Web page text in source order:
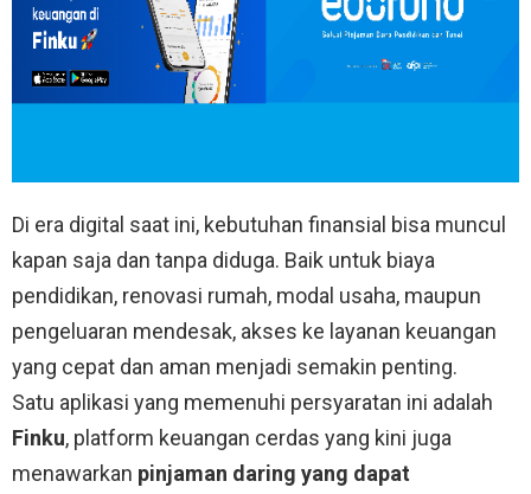
Di era digital saat ini, kebutuhan finansial bisa muncul
kapan saja dan tanpa diduga. Baik untuk biaya
pendidikan, renovasi rumah, modal usaha, maupun
pengeluaran mendesak, akses ke layanan keuangan
yang cepat dan aman menjadi semakin penting.
Satu aplikasi yang memenuhi persyaratan ini adalah
Finku, platform keuangan cerdas yang kini juga
menawarkan pinjaman daring yang dapat